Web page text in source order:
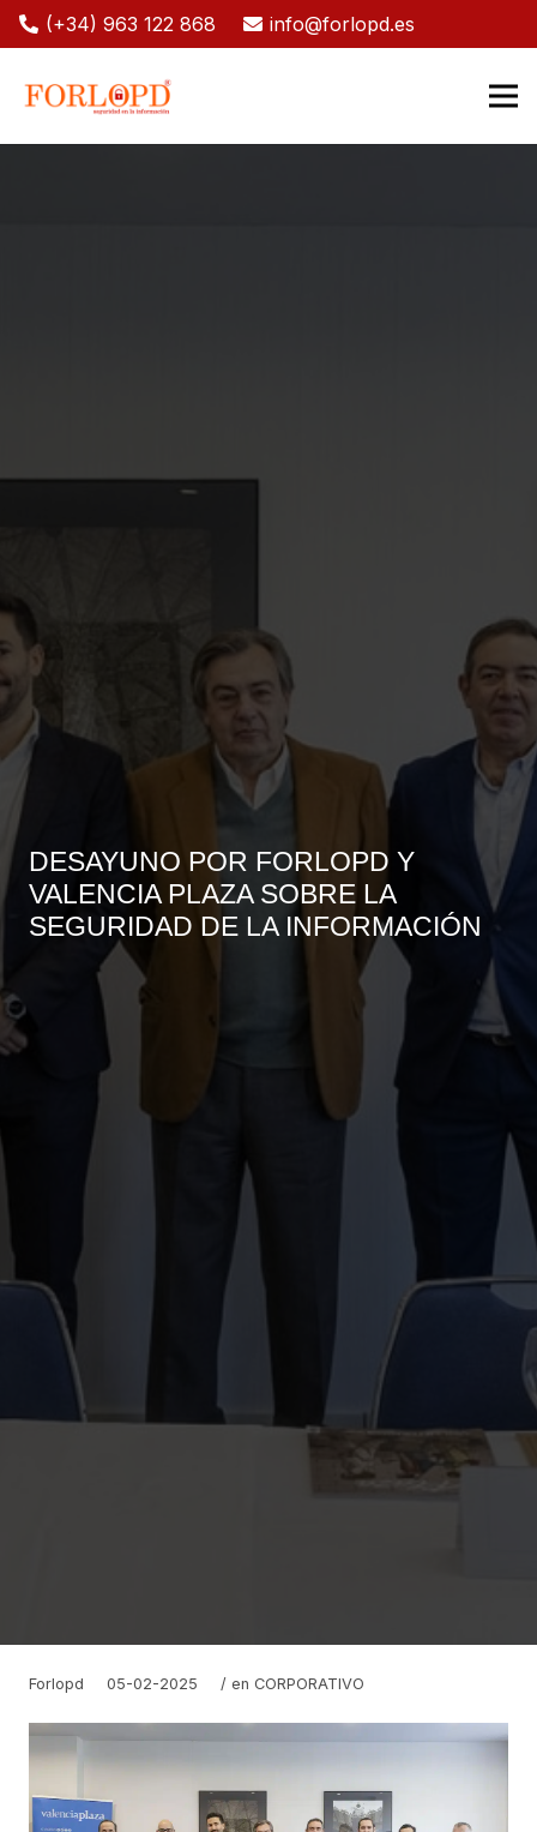
(+34) 963 122 868 info@forlopd.es
DESAYUNO POR FORLOPD Y
VALENCIA PLAZA SOBRE LA
SEGURIDAD DE LA INFORMACIÓN
Forlopd 05-02-2025 / en CORPORATIVO